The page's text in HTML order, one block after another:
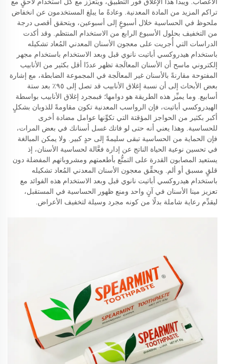
تراكم المزيد من المادة المعدنية. وعادةً ما يبلغ المستخدمون عن انخفاض
ملحوظ في الحساسية خلال أسبوعٍ إلى أسبوعين، ويتحقق أقصى درجة
من التخفيف بحلول الأسبوع الرابع من الاستخدام المنتظم. وقد أكدت
الدراسات التي أُجريت على معجون الأسنان المعدني المُعاد تشكيله
باستخدام هيدروكسي أباتيت نانوي قبل وبعد الاستخدام باستخدام مجهر
إلكتروني ماسح أن الأسنان المعالَجة تظهر عددًا أقل بكثير من الأنابيب
المفتوحة مقارنةً بالأسنان غير المعالَجة في المجموعة الضابطة، مع إشارة
بعض الأبحاث إلى أن نسبة إغلاق الأنابيب قد تصل إلى ٩٥٪ بعد ستة
أسابيع. وما يميِّز هذه الطريقة هو دوامها؛ فبمجرد إغلاق الأنابيب بواسطة
الهيدروكسي أباتيت، فإن الرواسب المعدنية تكون مقاومةً للذوبان بشكلٍ
أكبر بكثير من الحواجز المؤقتة التي تكوِّنها عوامل مضادة أخرى
للحساسية. وهذا يعني أنه حتى لو فاتك غسل أسنانك في بعض المرات،
فإن الحماية من الحساسية تبقى سليمةً إلى حدٍ كبير. ولا يمكن المبالغة
في تحسين نوعية الحياة الناتج عن إدارة فعَّالة لحساسية الأسنان، إذ
يستعيد المصابون القدرة على التمتُّع بأطعمتهم ومشروباتهم المفضلة دون
قلقٍ مسبق أو ألم. ويحقِّق معجون الأسنان المعدني المُعاد تشكيله
باستخدام هيدروكسي أباتيت نانوي قبل وبعد الاستخدام هذه الفوائد مع
تعزيز مينا الأسنان في آنٍ واحد ومنع ظهور الحساسية في المستقبل،
ليقدِّم رعاية شاملة بدلًا من كونه مجرد وسيلة لتخفيف الأعراض.